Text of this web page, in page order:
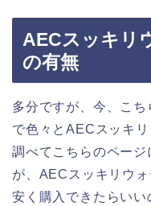
AECスッキリ
の有無
多分ですが、今、こ
で色々とAECスッキ
調べてこちらのペー
が、AECスッキリウ
安く購入できたらい